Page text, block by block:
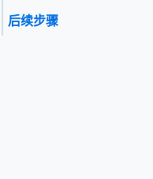
后续步骤